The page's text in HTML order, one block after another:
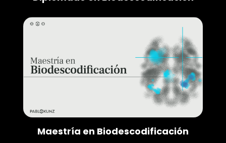
Maestría en Biodescodificación